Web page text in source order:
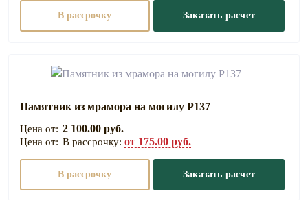
В рассрочку Заказать расчет
Памятник из мрамора на могилу Р137
2 100.00 руб.
В рассрочку: от 175.00 руб.
В рассрочку Заказать расчет